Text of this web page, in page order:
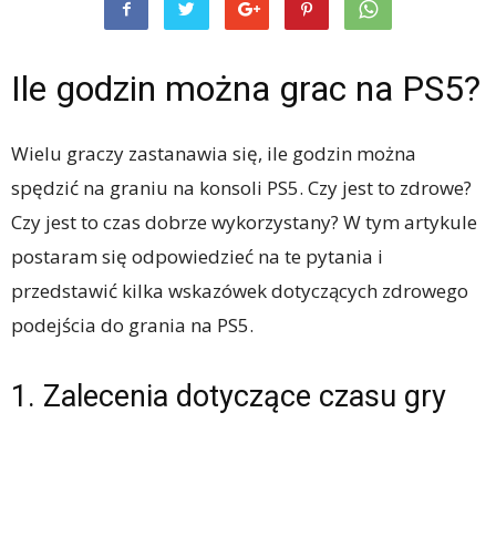
Ile godzin można grac na PS5?
Wielu graczy zastanawia się, ile godzin można
spędzić na graniu na konsoli PS5. Czy jest to zdrowe?
Czy jest to czas dobrze wykorzystany? W tym artykule
postaram się odpowiedzieć na te pytania i
przedstawić kilka wskazówek dotyczących zdrowego
podejścia do grania na PS5.
1. Zalecenia dotyczące czasu gry